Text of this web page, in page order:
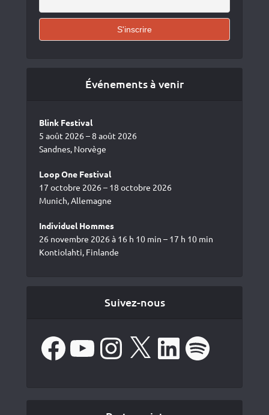
Événements à venir
Blink Festival
5 août 2026 – 8 août 2026
Sandnes, Norvège
Loop One Festival
17 octobre 2026 – 18 octobre 2026
Munich, Allemagne
Individuel Hommes
26 novembre 2026 à 16 h 10 min – 17 h 10 min
Kontiolahti, Finlande
Suivez-nous
FacebookYouTube Instagram LinkedIn Spotify